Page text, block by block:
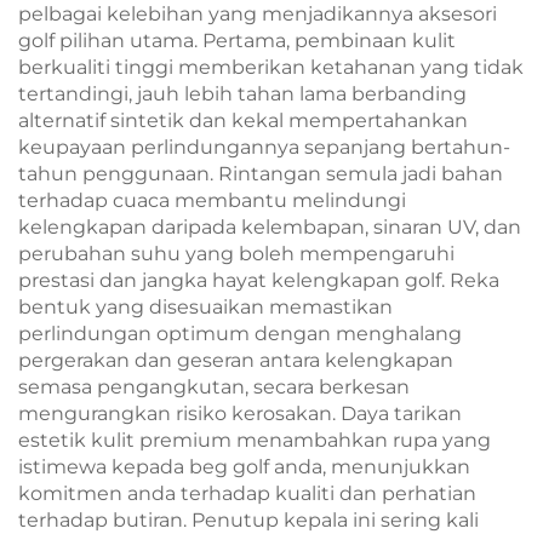
pelbagai kelebihan yang menjadikannya aksesori
golf pilihan utama. Pertama, pembinaan kulit
berkualiti tinggi memberikan ketahanan yang tidak
tertandingi, jauh lebih tahan lama berbanding
alternatif sintetik dan kekal mempertahankan
keupayaan perlindungannya sepanjang bertahun-
tahun penggunaan. Rintangan semula jadi bahan
terhadap cuaca membantu melindungi
kelengkapan daripada kelembapan, sinaran UV, dan
perubahan suhu yang boleh mempengaruhi
prestasi dan jangka hayat kelengkapan golf. Reka
bentuk yang disesuaikan memastikan
perlindungan optimum dengan menghalang
pergerakan dan geseran antara kelengkapan
semasa pengangkutan, secara berkesan
mengurangkan risiko kerosakan. Daya tarikan
estetik kulit premium menambahkan rupa yang
istimewa kepada beg golf anda, menunjukkan
komitmen anda terhadap kualiti dan perhatian
terhadap butiran. Penutup kepala ini sering kali